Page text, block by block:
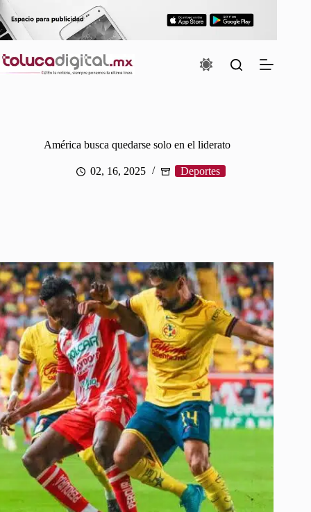
Saltar
al
contenido
América busca quedarse solo en el liderato
02, 16, 2025 Deportes